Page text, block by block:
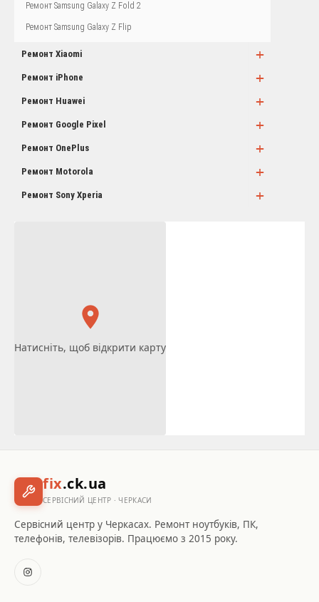
Ремонт Samsung Galaxy Z Fold 2
Ремонт Samsung Galaxy Z Flip
Ремонт Xiaomi +
Ремонт iPhone +
Ремонт Huawei +
Ремонт Google Pixel +
Ремонт OnePlus +
Ремонт Motorola +
Ремонт Sony Xperia +
Натисніть, щоб відкрити карту
fix.ck.ua
СЕРВІСНИЙ ЦЕНТР · ЧЕРКАСИ
Сервісний центр у Черкасах. Ремонт ноутбуків, ПК,
телефонів, телевізорів. Працюємо з 2015 року.